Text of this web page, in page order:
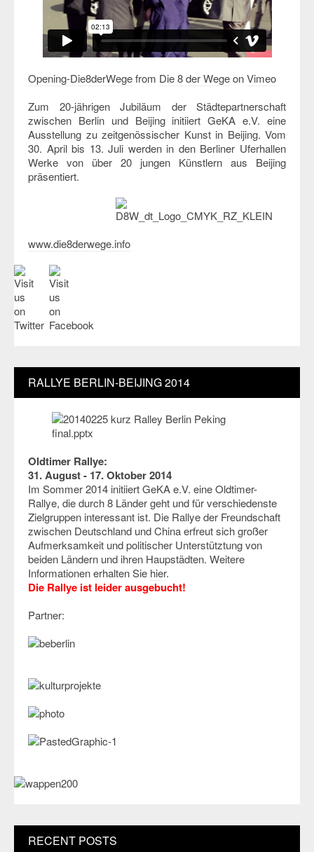
Opening-Die8derWegefrom Die 8 der WegeonVimeo
Zum 20-jährigen Jubiläum der Städtepartnerschaft
zwischen Berlin und Beijing initiiert GeKA e.V. eine
Ausstellung zu zeitgenössischer Kunst in Beijing. Vom
30. April bis 13. Juli werden in den Berliner Uferhallen
Werke von über 20 jungen Künstlern aus Beijing
präsentiert.
www.die8derwege.info
RALLYE BERLIN-BEIJING 2014
Oldtimer Rallye:
31. August - 17. Oktober 2014
Im Sommer 2014 initiiert GeKA e.V. eine Oldtimer-
Rallye, die durch 8 Länder geht und für verschiedenste
Zielgruppen interessant ist. Die Rallye der Freundschaft
zwischen Deutschland und China erfreut sich großer
Aufmerksamkeit und politischer Unterstütztung von
beiden Ländern und ihren Haupstädten. Weitere
Informationen erhalten Sie hier.
Die Rallye ist leider ausgebucht!
Partner:
RECENT POSTS